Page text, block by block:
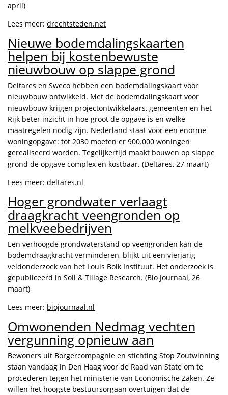
april)
Lees meer: drechtsteden.net
Nieuwe bodemdalingskaarten
helpen bij kostenbewuste
nieuwbouw op slappe grond
Deltares en Sweco hebben een bodemdalingskaart voor
nieuwbouw ontwikkeld. Met de bodemdalingskaart voor
nieuwbouw krijgen projectontwikkelaars, gemeenten en het
Rijk beter inzicht in hoe groot de opgave is en welke
maatregelen nodig zijn. Nederland staat voor een enorme
woningopgave: tot 2030 moeten er 900.000 woningen
gerealiseerd worden. Tegelijkertijd maakt bouwen op slappe
grond de opgave complex en kostbaar. (Deltares, 27 maart)
Lees meer: deltares.nl
Hoger grondwater verlaagt
draagkracht veengronden op
melkveebedrijven
Een verhoogde grondwaterstand op veengronden kan de
bodemdraagkracht verminderen, blijkt uit een vierjarig
veldonderzoek van het Louis Bolk Instituut. Het onderzoek is
gepubliceerd in Soil & Tillage Research. (Bio Journaal, 26
maart)
Lees meer: biojournaal.nl
Omwonenden Nedmag vechten
vergunning opnieuw aan
Bewoners uit Borgercompagnie en stichting Stop Zoutwinning
staan vandaag in Den Haag voor de Raad van State om te
procederen tegen het ministerie van Economische Zaken. Ze
willen het hoogste bestuursorgaan overtuigen dat de